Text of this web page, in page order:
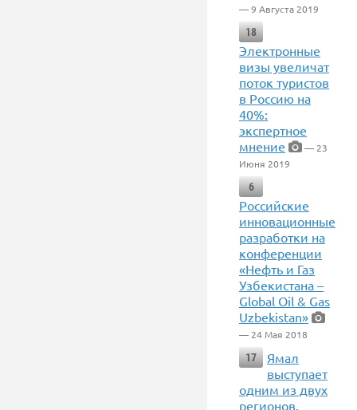
— 9 Августа 2019
18
Электронные
визы увеличат
поток туристов
в Россию на
40%:
экспертное
мнение
— 23
Июня 2019
6
Российские
инновационные
разработки на
конференции
«Нефть и Газ
Узбекистана –
Global Oil & Gas
Uzbekistan»
— 24 Мая 2018
17
Ямал
выступает
одним из двух
регионов,